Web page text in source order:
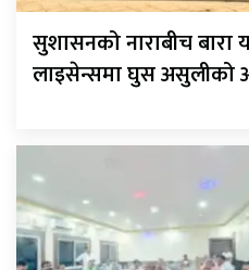
सुशासनको नाराबीच बारा
लाइसेन्समा घुस असुलीको